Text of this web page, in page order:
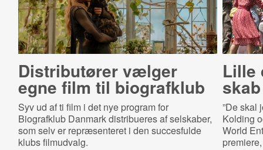
Distributører vælger
egne film til biografklub
Syv ud af ti film i det nye program for
Biografklub Danmark distribueres af selskaber,
som selv er repræsenteret i den succesfulde
klubs filmudvalg.
Lille
”De skal
Kolding
World